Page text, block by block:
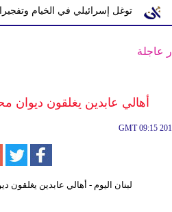
توغل إسرائيلي في الخيام وتفجيرات
عاجلة
أهالي عابدين يغلقون ديوان
GMT